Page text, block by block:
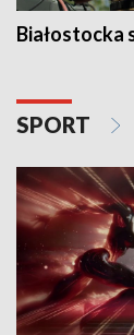
Białostocka
SPORT